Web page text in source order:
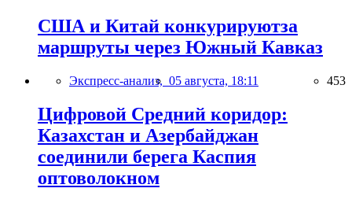
США и Китай конкурируютза
маршруты через Южный Кавказ
Экспресс-анализ, 05 августа, 18:11 453
Цифровой Средний коридор:
Казахстан и Азербайджан
соединили берега Каспия
оптоволокном